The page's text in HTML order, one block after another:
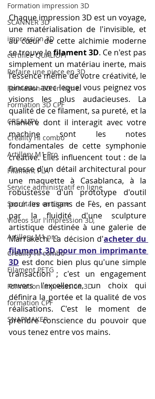
Formation impression 3D
SCANNER 3D
impression 3D
certifiée QUALIOPI
Refaire une piece en 3D
Formation 3D en ligne.
Formation 3D CPF
CREALITY,
Creality Hi combo
Artillery M1 Pro
Filament PLA
Service administratif en ligne
Secrétaire en Ligne
Vidéos sur l'impression 3D,
Artillery M1 pro
Creality HI combo
Filament PETG
Formation impresssion 3D
formation CPF
SNAPMAKER
Chaque impression 3D est un voyage,
une matérialisation de l'invisible, et
au cœur de cette alchimie moderne
se trouve le filament 3D. Ce n'est pas
simplement un matériau inerte, mais
l'essence même de votre créativité, le
pinceau avec lequel vous peignez vos
visions les plus audacieuses. La
qualité de ce filament, sa pureté, et la
manière dont il interagit avec votre
machine sont les notes
fondamentales de cette symphonie
créative. Elles influencent tout : de la
finesse d'un détail architectural pour
une maquette à Casablanca, à la
robustesse d'un prototype d'outil
pour les artisans de Fès, en passant
par la fluidité d'une sculpture
artistique destinée à une galerie de
Marrakech. La décision d'acheter du
filament 3D pour mon imprimante
3D est donc bien plus qu'une simple
transaction ; c'est un engagement
envers l'excellence, un choix qui
définira la portée et la qualité de vos
réalisations. C'est le moment de
prendre conscience du pouvoir que
vous tenez entre vos mains.